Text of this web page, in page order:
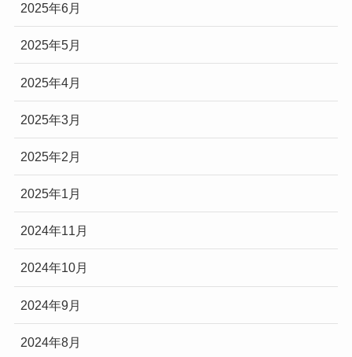
2025年6月
2025年5月
2025年4月
2025年3月
2025年2月
2025年1月
2024年11月
2024年10月
2024年9月
2024年8月